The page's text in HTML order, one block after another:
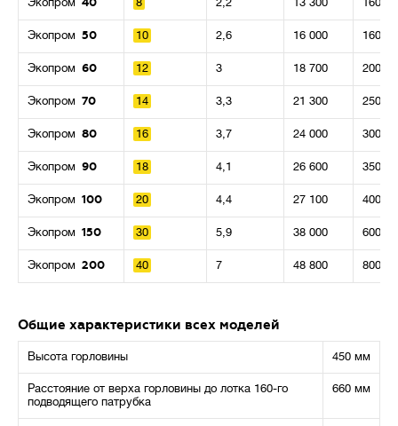
Экопром 50 10 2,6 16 000 160
Экопром 60 12 3 18 700 200
Экопром 70 14 3,3 21 300 250
Экопром 80 16 3,7 24 000 300
Экопром 90 18 4,1 26 600 350
Экопром 100 20 4,4 27 100 400
Экопром 150 30 5,9 38 000 600
Экопром 200 40 7 48 800 800
Общие характеристики всех моделей
Высота горловины 450 мм
Расстояние от верха горловины до лотка 160-го
подводящего патрубка
660 мм
и повышенным расходам.
💳 Стоимость
отдо